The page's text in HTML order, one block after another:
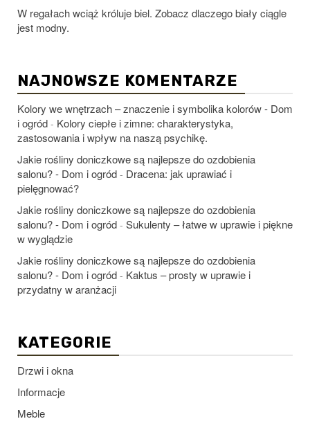
W regałach wciąż króluje biel. Zobacz dlaczego biały ciągle
jest modny.
NAJNOWSZE KOMENTARZE
Kolory we wnętrzach – znaczenie i symbolika kolorów - Dom
i ogród - Kolory ciepłe i zimne: charakterystyka,
zastosowania i wpływ na naszą psychikę.
Jakie rośliny doniczkowe są najlepsze do ozdobienia
salonu? - Dom i ogród - Dracena: jak uprawiać i
pielęgnować?
Jakie rośliny doniczkowe są najlepsze do ozdobienia
salonu? - Dom i ogród - Sukulenty – łatwe w uprawie i piękne
w wyglądzie
Jakie rośliny doniczkowe są najlepsze do ozdobienia
salonu? - Dom i ogród - Kaktus – prosty w uprawie i
przydatny w aranżacji
KATEGORIE
Drzwi i okna
Informacje
Meble